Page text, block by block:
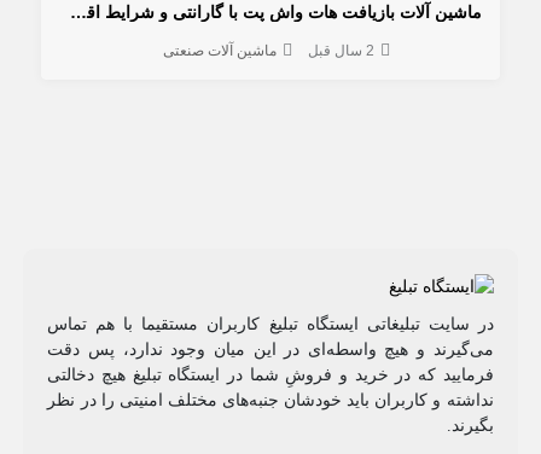
ماشین آلات بازیافت هات واش پت با گارانتی و شرایط اقساطی
2 سال قبل ماشین آلات صنعتی
در سایت تبلیغاتی ایستگاه تبلیغ کاربران مستقیما با هم تماس
می‌گیرند و هیچ واسطه‌ای در این میان وجود ندارد، پس دقت
فرمایید که در خرید و فروشِ شما در ایستگاه تبلیغ هیچ دخالتی
نداشته و کاربران باید خودشان جنبه‌های مختلف امنیتی را در نظر
بگیرند.